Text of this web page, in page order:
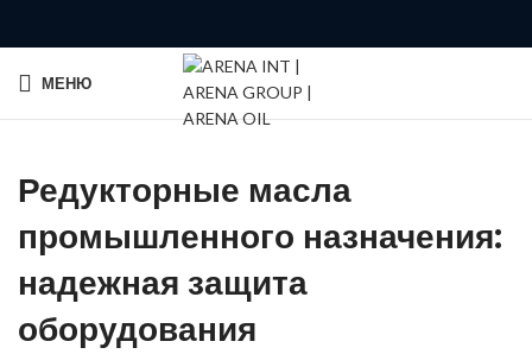
МЕНЮ
Редукторные масла
промышленного назначения:
надежная защита
оборудования